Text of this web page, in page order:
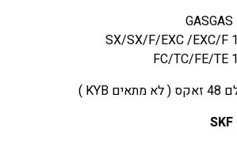
SX/SX/F/EXC /EXC/F
FC/TC/FE/TE